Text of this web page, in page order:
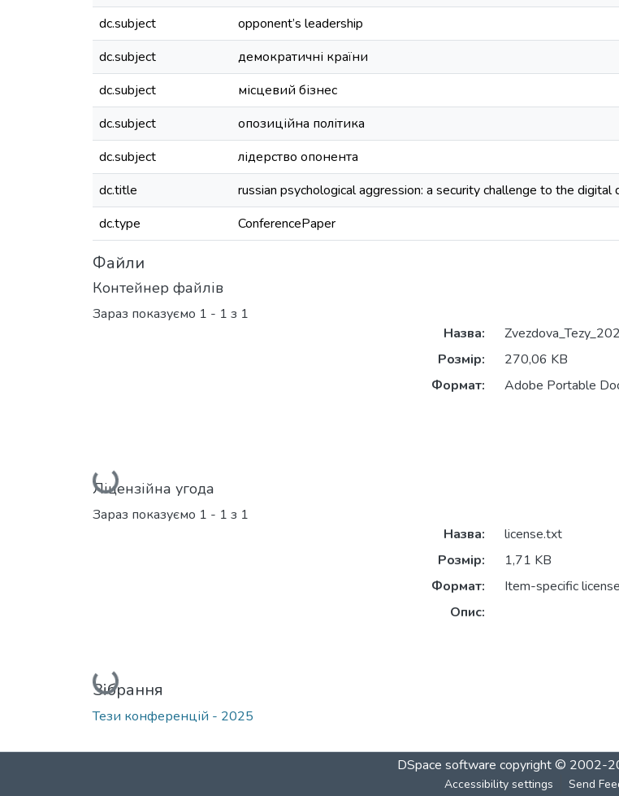
dc.subject
opponent’s leadership
dc.subject
демократичні країни
dc.subject
місцевий бізнес
dc.subject
опозиційна політика
dc.subject
лідерство опонента
dc.title
russian psychological aggression: a security challenge to the digital
dc.type
ConferencePaper
Файли
Контейнер файлів
Зараз показуємо 1 - 1 з 1
Вантажиться...
Назва:
Розмір:
270,06 KB
Формат:
Adobe Portable
Ліцензійна угода
Зараз показуємо 1 - 1 з 1
Вантажиться...
Назва:
license.txt
Розмір:
1,71 KB
Формат:
Item-specific
Опис:
Зібрання
Тези конференцій - 2025
DSpace software copyright © 2002-
Accessibility settings Send